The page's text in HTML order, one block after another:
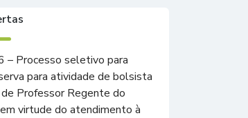
Processo seletivo para
para atividade de bolsista
Professor Regente do
virtude do atendimento à